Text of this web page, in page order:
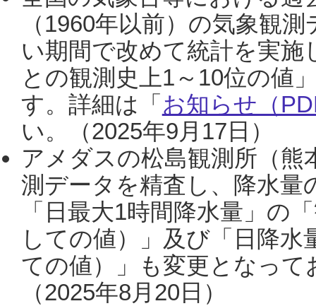
（1960年以前）の気象観
い期間で改めて統計を実
との観測史上1～10位の値
す。詳細は「 お知らせ（
い。（2025年9月17日）
アメダスの松島観測所（熊
測データを精査し、降水
「日最大1時間降水量」の
しての値）」及び「日降
ての値）」も変更となっ
（2025年8月20日）